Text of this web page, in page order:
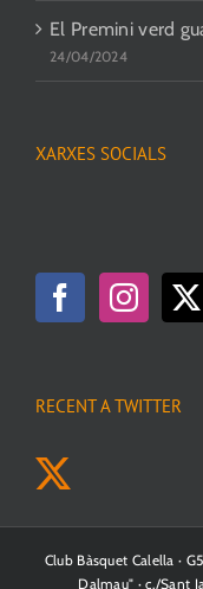
El Premini verd
24/04/2024
XARXES SOCIALS
RECENT A TWITTER
Club Bàsquet Calella ·
Dalmau" · c./Sant